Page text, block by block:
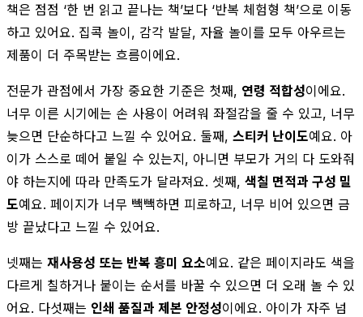
책은 점점 ‘한 번 읽고 끝나는 책’보다 ‘반복 체험형 책’으로 이동
하고 있어요. 집콕 놀이, 감각 발달, 자율 놀이를 모두 아우르는
제품이 더 주목받는 흐름이에요.
전문가 관점에서 가장 중요한 기준은 첫째, 연령 적합성이에요.
너무 이른 시기에는 손 사용이 어려워 좌절감을 줄 수 있고, 너무
늦으면 단순하다고 느낄 수 있어요. 둘째, 스티커 난이도예요. 아
이가 스스로 떼어 붙일 수 있는지, 아니면 부모가 거의 다 도와줘
야 하는지에 따라 만족도가 달라져요. 셋째, 색칠 면적과 구성 밀
도예요. 페이지가 너무 빽빽하면 피로하고, 너무 비어 있으면 금
방 끝났다고 느낄 수 있어요.
넷째는 재사용성 또는 반복 흥미 요소예요. 같은 페이지라도 색을
다르게 칠하거나 붙이는 순서를 바꿀 수 있으면 더 오래 놀 수 있
어요. 다섯째는 인쇄 품질과 제본 안정성이에요. 아이가 자주 넘